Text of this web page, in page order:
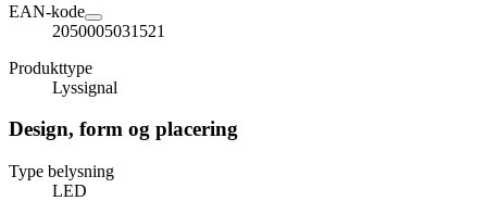
EAN-kode
2050005031521
Produkttype
Lyssignal
Design, form og placering
Type belysning
LED